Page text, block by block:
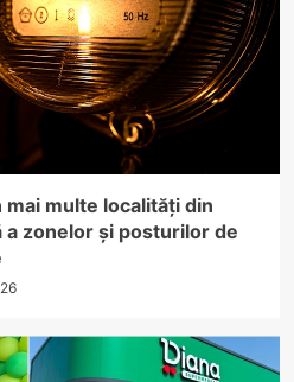
multe localități din
a zonelor și posturilor de